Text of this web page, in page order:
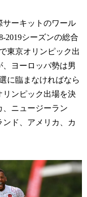
ーキットのワール
2019シーズンの総合
東京オリンピック出
ヨーロッパ勢は男
に臨まなければなら
リンピック出場を決
ニュージーラン
ンド、アメリカ、カ